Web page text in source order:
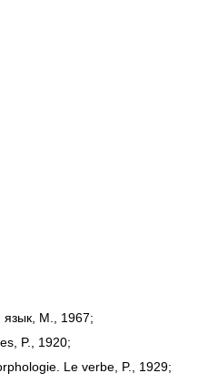
М., 1967;
P., 1920;
Le verbe, P., 1929;